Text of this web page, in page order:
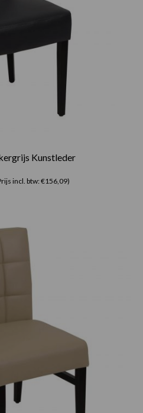
Kunstleder
incl. btw: €156,09)